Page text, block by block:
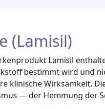
(Lamisil)
Lamisil
bestimmt wird und
klinische Wirksamkeit.
— der Hemmung der